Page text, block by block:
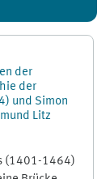
der
der
und Simon
Litz
(1401-1464)